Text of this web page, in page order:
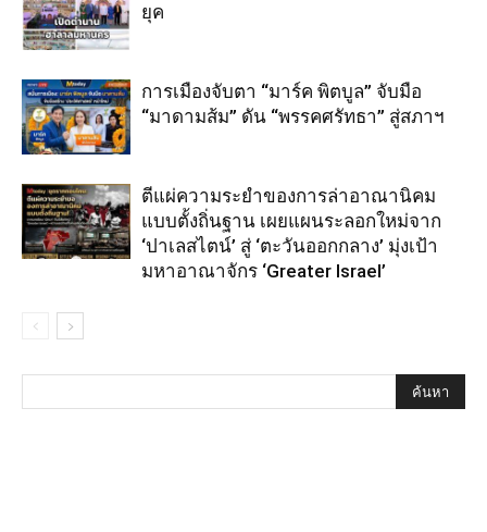
ยุค
การเมืองจับตา “มาร์ค พิตบูล” จับมือ
“มาดามส้ม” ดัน “พรรคศรัทธา” สู่สภาฯ
ตีแผ่ความระยำของการล่าอาณานิคม
แบบตั้งถิ่นฐาน เผยแผนระลอกใหม่จาก
‘ปาเลสไตน์’ สู่ ‘ตะวันออกกลาง’ มุ่งเป้า
มหาอาณาจักร ‘Greater Israel’